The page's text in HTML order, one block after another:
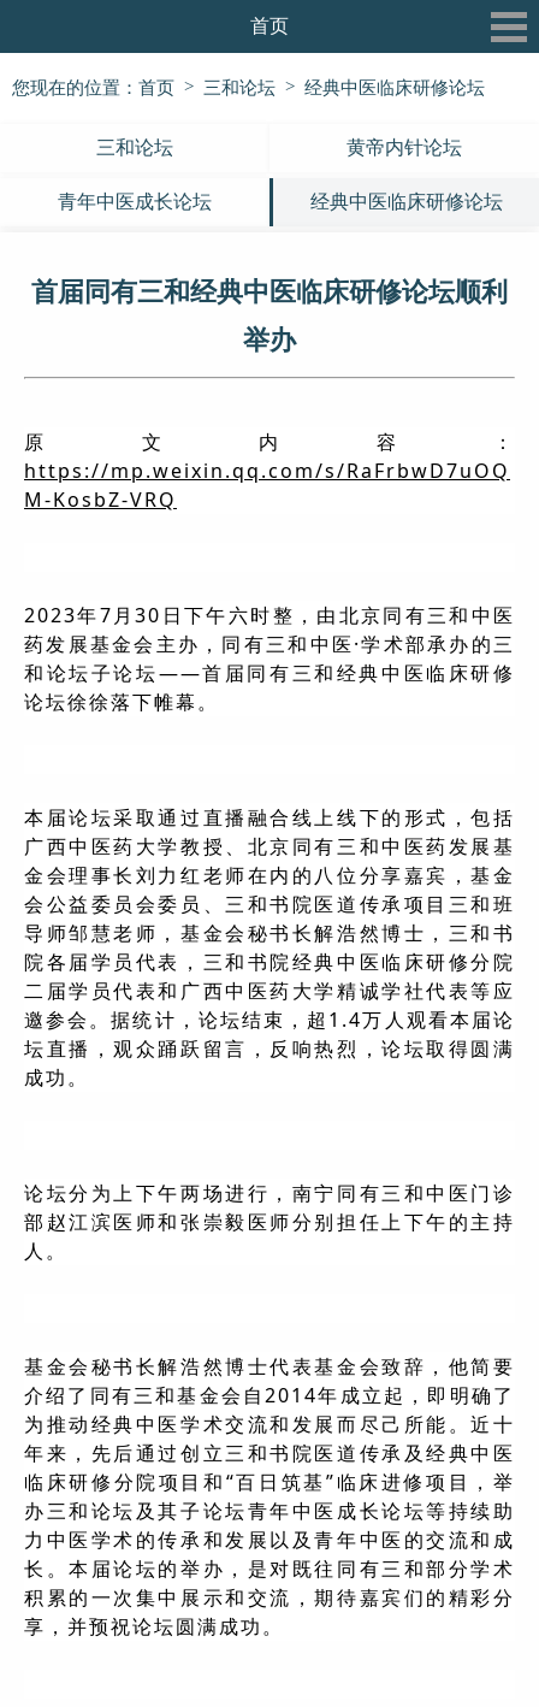
首页
关于我们
三和书院
三和公益行
信息披露
您现在的位置： 首页 > 三和论坛 > 经典中医临床研修论坛
三和论坛 黄帝内针论坛
青年中医成长论坛 经典中医临床研修论坛
首届同有三和经典中医临床研修论坛顺利
举办
原文内容：
https://mp.weixin.qq.com/s/RaFrbwD7uOQ
M-KosbZ-VRQ
2023年7月30日下午六时整，由北京同有三和中医
药发展基金会主办，同有三和中医·学术部承办的三
和论坛子论坛——首届同有三和经典中医临床研修
论坛徐徐落下帷幕。
本届论坛采取通过直播融合线上线下的形式，包括
广西中医药大学教授、北京同有三和中医药发展基
金会理事长刘力红老师在内的八位分享嘉宾，基金
会公益委员会委员、三和书院医道传承项目三和班
导师邹慧老师，基金会秘书长解浩然博士，三和书
院各届学员代表，三和书院经典中医临床研修分院
二届学员代表和广西中医药大学精诚学社代表等应
邀参会。据统计，论坛结束，超1.4万人观看本届论
坛直播，观众踊跃留言，反响热烈，论坛取得圆满
成功。
论坛分为上下午两场进行，南宁同有三和中医门诊
部赵江滨医师和张崇毅医师分别担任上下午的主持
人。
基金会秘书长解浩然博士代表基金会致辞，他简要
介绍了同有三和基金会自2014年成立起，即明确了
为推动经典中医学术交流和发展而尽己所能。近十
年来，先后通过创立三和书院医道传承及经典中医
临床研修分院项目和“百日筑基”临床进修项目，举
办三和论坛及其子论坛青年中医成长论坛等持续助
力中医学术的传承和发展以及青年中医的交流和成
长。本届论坛的举办，是对既往同有三和部分学术
积累的一次集中展示和交流，期待嘉宾们的精彩分
享，并预祝论坛圆满成功。